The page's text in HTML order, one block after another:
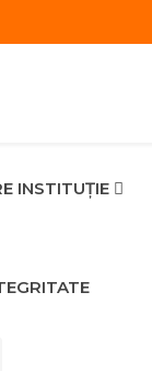
INSTITUȚIE